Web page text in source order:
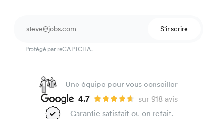
S'inscrire
Protégé par reCAPTCHA.
Une équipe pour vous conseiller
4.7
sur 918 avis
Garantie satisfait ou on refait.